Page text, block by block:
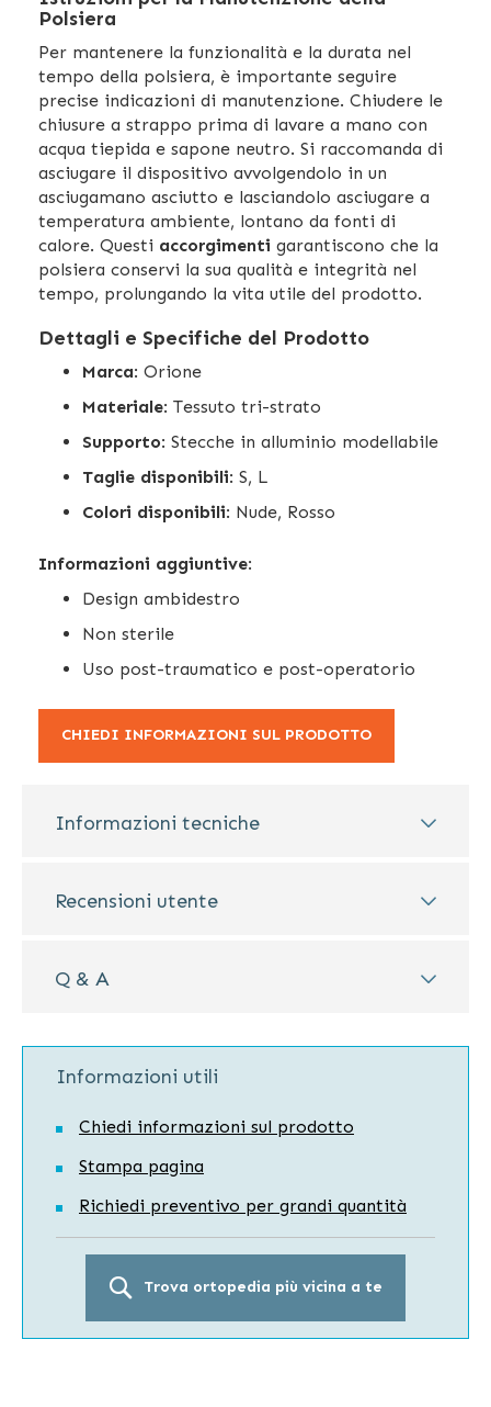
Polsiera
Per mantenere la funzionalità e la durata nel
tempo della polsiera, è importante seguire
precise indicazioni di manutenzione. Chiudere le
chiusure a strappo prima di lavare a mano con
acqua tiepida e sapone neutro. Si raccomanda di
asciugare il dispositivo avvolgendolo in un
asciugamano asciutto e lasciandolo asciugare a
temperatura ambiente, lontano da fonti di
calore. Questi accorgimenti garantiscono che la
polsiera conservi la sua qualità e integrità nel
tempo, prolungando la vita utile del prodotto.
Dettagli e Specifiche del Prodotto
Marca: Orione
Materiale: Tessuto tri-strato
Supporto: Stecche in alluminio modellabile
Taglie disponibili: S, L
Colori disponibili: Nude, Rosso
Informazioni aggiuntive:
Design ambidestro
Non sterile
Uso post-traumatico e post-operatorio
CHIEDI INFORMAZIONI SUL PRODOTTO
Informazioni tecniche
Recensioni utente
Q & A
Informazioni utili
Chiedi informazioni sul prodotto
Stampa pagina
Richiedi preventivo per grandi quantità
Trova ortopedia più vicina a te